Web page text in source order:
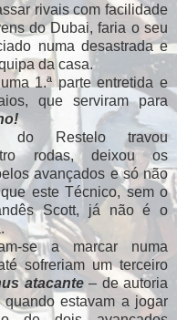
rivais com facilidade
do Dubai, faria o seu
numa desastrada e
da casa.
1.ª parte entretida e
que serviram para
Restelo travou
rodas, deixou os
avançados e só não
este Técnico, sem o
Scott, já não é o
se a marcar numa
sofreriam um terceiro
atacante– de autoria
quando estavam a jogar